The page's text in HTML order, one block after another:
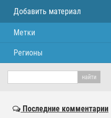
Добавить материал
Метки
Регионы
Последние комментарии